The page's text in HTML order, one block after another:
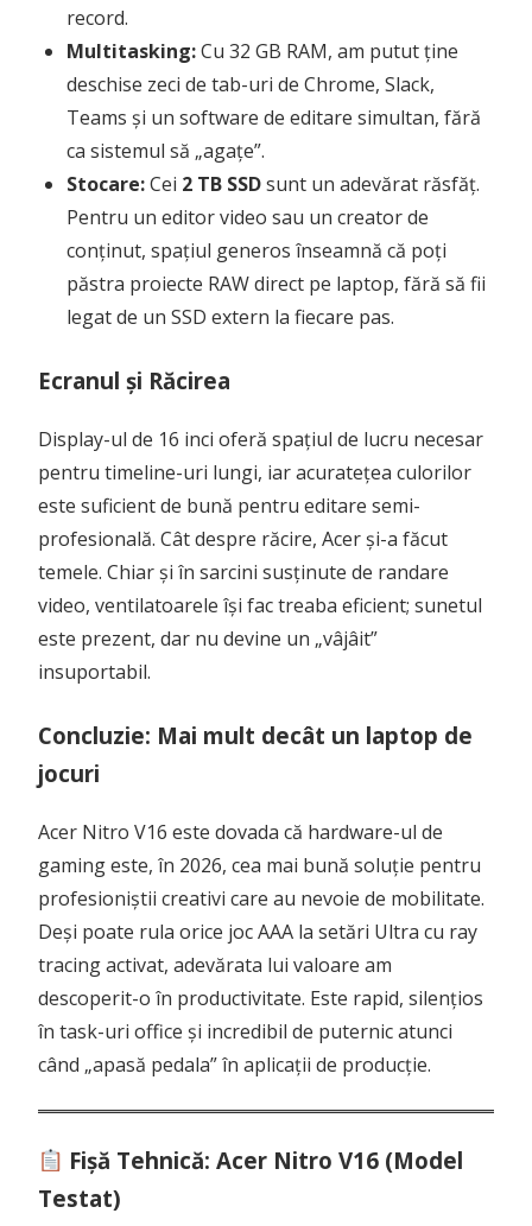
record.
Multitasking:Cu 32 GB RAM, am putut ține
deschise zeci de tab-uri de Chrome, Slack,
Teams și un software de editare simultan, fără
ca sistemul să „agațe”.
Stocare:Cei 2 TB SSDsunt un adevărat răsfăț.
Pentru un editor video sau un creator de
conținut, spațiul generos înseamnă că poți
păstra proiecte RAW direct pe laptop, fără să fii
legat de un SSD extern la fiecare pas.
Ecranul și Răcirea
Display-ul de 16 inci oferă spațiul de lucru necesar
pentru timeline-uri lungi, iar acuratețea culorilor
este suficient de bună pentru editare semi-
profesională. Cât despre răcire, Acer și-a făcut
temele. Chiar și în sarcini susținute de randare
video, ventilatoarele își fac treaba eficient; sunetul
este prezent, dar nu devine un „vâjâit”
insuportabil.
Concluzie: Mai mult decât un laptop de
jocuri
Acer Nitro V16 este dovada că hardware-ul de
gaming este, în 2026, cea mai bună soluție pentru
profesioniștii creativi care au nevoie de mobilitate.
Deși poate rula orice joc AAA la setări Ultra cu ray
tracing activat, adevărata lui valoare am
descoperit-o în productivitate. Este rapid, silențios
în task-uri office și incredibil de puternic atunci
când „apasă pedala” în aplicații de producție.
Fișă Tehnică: Acer Nitro V16 (Model
Testat)